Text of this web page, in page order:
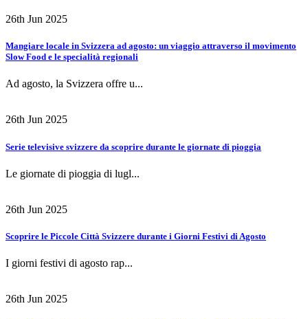
26th Jun 2025
Mangiare locale in Svizzera ad agosto: un viaggio attraverso il movimento
Slow Food e le specialità regionali
Ad agosto, la Svizzera offre u...
26th Jun 2025
Serie televisive svizzere da scoprire durante le giornate di pioggia
Le giornate di pioggia di lugl...
26th Jun 2025
Scoprire le Piccole Città Svizzere durante i Giorni Festivi di Agosto
I giorni festivi di agosto rap...
26th Jun 2025